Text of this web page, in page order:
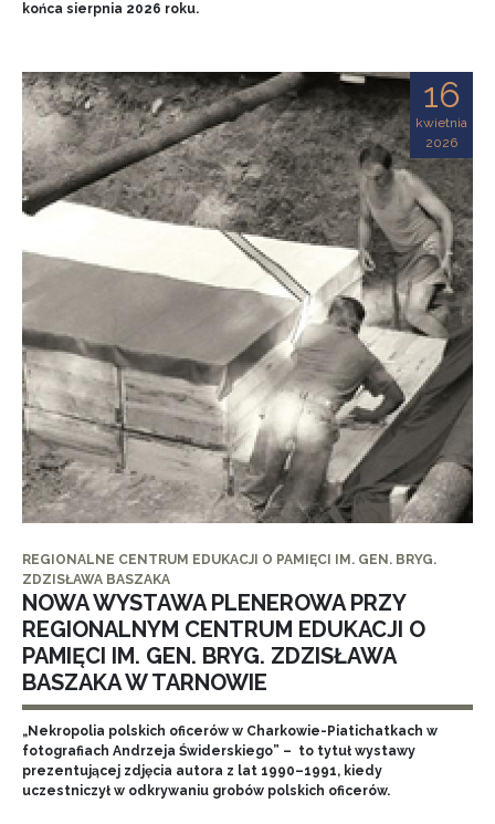
końca sierpnia 2026 roku.
16
kwietnia
2026
REGIONALNE CENTRUM EDUKACJI O PAMIĘCI IM. GEN. BRYG.
ZDZISŁAWA BASZAKA
NOWA WYSTAWA PLENEROWA PRZY
REGIONALNYM CENTRUM EDUKACJI O
PAMIĘCI IM. GEN. BRYG. ZDZISŁAWA
BASZAKA W TARNOWIE
„Nekropolia polskich oficerów w Charkowie-Piatichatkach w
fotografiach Andrzeja Świderskiego” – to tytuł wystawy
prezentującej zdjęcia autora z lat 1990–1991, kiedy
uczestniczył w odkrywaniu grobów polskich oficerów.